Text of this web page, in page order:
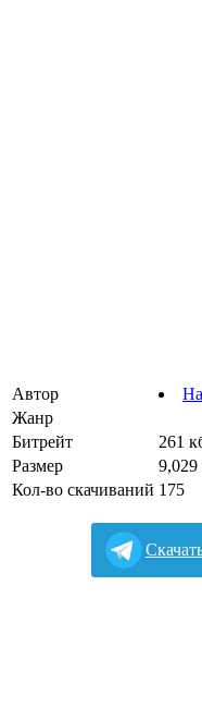
Автор
Жанр
Битрейт
261
Размер
Кол-во скачиваний 175